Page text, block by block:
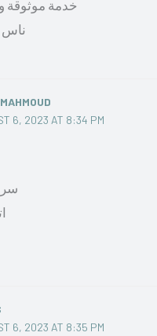
خدمة موثوقة
ناس
6, 2023 AT 8:34 PM
6, 2023 AT 8:35 PM